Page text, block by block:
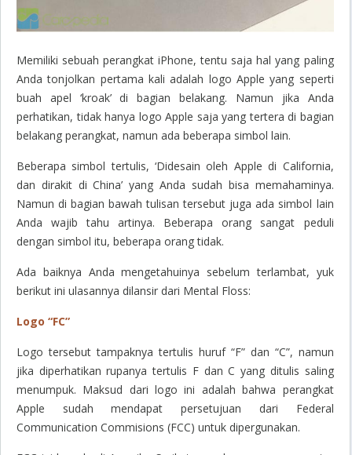
Memiliki sebuah perangkat iPhone, tentu saja hal yang paling
Anda tonjolkan pertama kali adalah logo Apple yang seperti
buah apel ‘kroak’di bagian belakang. Namun jika Anda
perhatikan, tidak hanya logo Apple saja yang tertera di bagian
belakang perangkat, namun ada beberapa simbol lain.
Beberapa simbol tertulis, ‘Didesain oleh Apple di California,
dan dirakit di China’ yang Anda sudah bisa memahaminya.
Namun di bagian bawah tulisan tersebut juga ada simbol lain
Anda wajib tahu artinya. Beberapa orang sangat peduli
dengan simbol itu, beberapa orang tidak.
Ada baiknya Anda mengetahuinya sebelum terlambat, yuk
berikut ini ulasannya dilansir dari Mental Floss:
Logo “FC”
Logo tersebut tampaknya tertulis huruf “F” dan “C”, namun
jika diperhatikan rupanya tertulis F dan C yang ditulis saling
menumpuk. Maksud dari logo ini adalah bahwa perangkat
Apple sudah mendapat persetujuan dari Federal
Communication Commisions (FCC) untuk dipergunakan.